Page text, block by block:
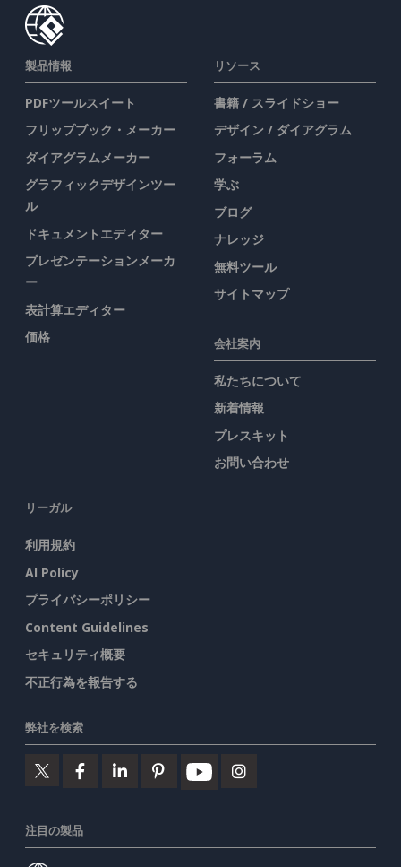
製品情報
PDFツールスイート
フリップブック・メーカー
ダイアグラムメーカー
グラフィックデザインツー
ル
ドキュメントエディター
プレゼンテーションメーカ
ー
表計算エディター
価格
リソース
書籍 / スライドショー
デザイン / ダイアグラム
フォーラム
学ぶ
ブログ
ナレッジ
無料ツール
サイトマップ
会社案内
私たちについて
新着情報
プレスキット
お問い合わせ
リーガル
利用規約
AI Policy
プライバシーポリシー
Content Guidelines
セキュリティ概要
不正行為を報告する
弊社を検索
注目の製品